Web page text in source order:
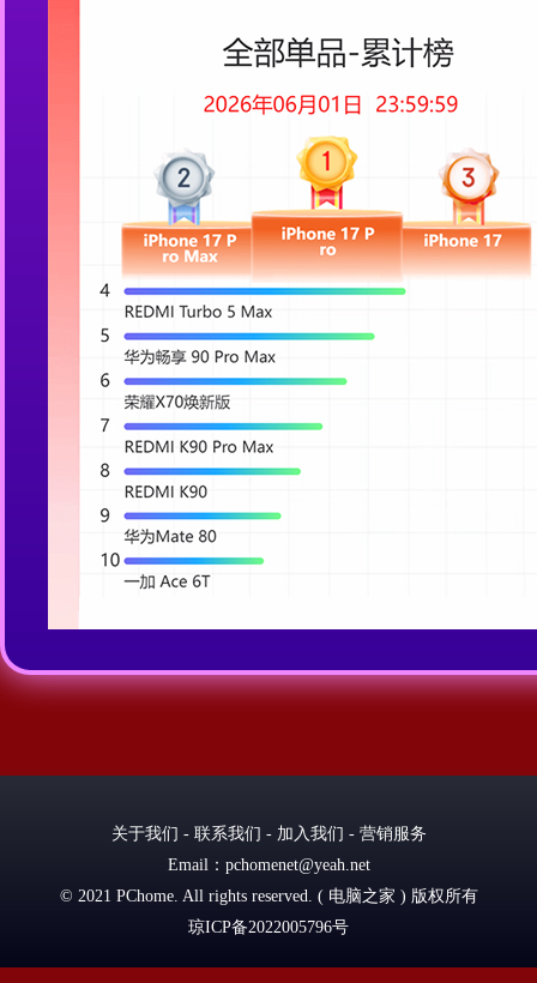
关于我们 - 联系我们 - 加入我们 - 营销服务
Email：pchomenet@yeah.net
© 2021 PChome. All rights reserved. ( 电脑之家 ) 版权所有
琼ICP备2022005796号